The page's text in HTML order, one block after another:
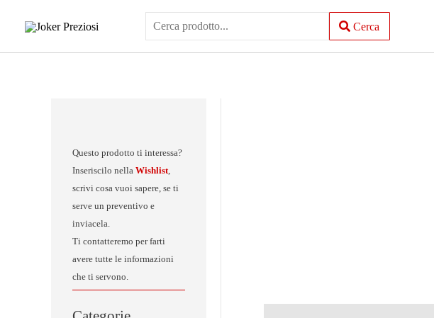
Cerca
Questo prodotto ti interessa?
Inseriscilo nella Wishlist,
scrivi cosa vuoi sapere, se ti
serve un preventivo e
inviacela.
Ti contatteremo per farti
avere tutte le informazioni
che ti servono.